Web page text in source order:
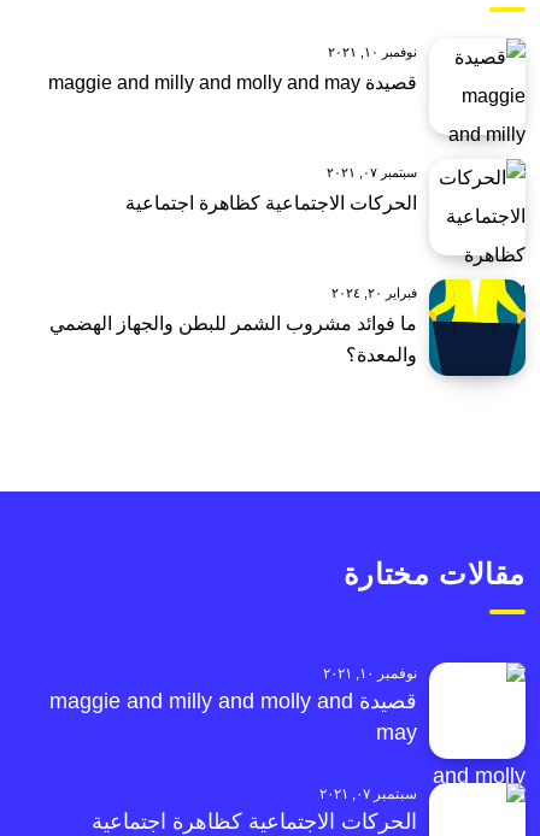
نوفمبر ١٠, ٢٠٢١
قصيدة maggie and milly and molly and may
سبتمبر ٠٧, ٢٠٢١
الحركات الاجتماعية كظاهرة اجتماعية
فبراير ٢٠, ٢٠٢٤
ما فوائد مشروب الشمر للبطن والجهاز الهضمي
والمعدة؟
مقالات مختارة
نوفمبر ١٠, ٢٠٢١
قصيدة maggie and milly and molly and
may
سبتمبر ٠٧, ٢٠٢١
الحركات الاجتماعية كظاهرة اجتماعية